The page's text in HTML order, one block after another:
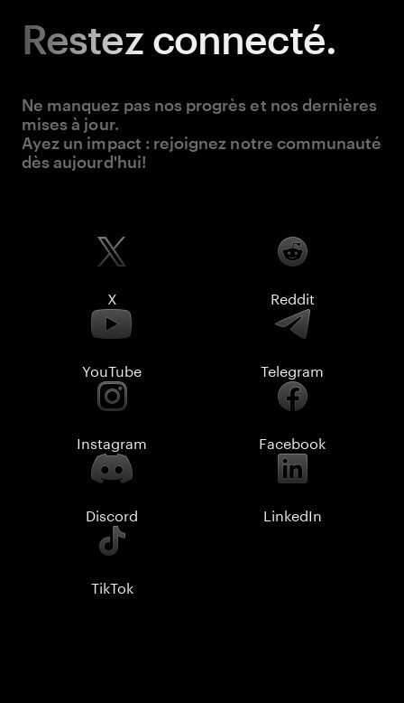
Restezconnecté.
Ne manquez pas nos progrès et nos dernières
mises à jour.
Ayez un impact : rejoignez notre communauté
dès aujourd'hui!
X Reddit
YouTube Telegram
Instagram Facebook
Discord LinkedIn
TikTok